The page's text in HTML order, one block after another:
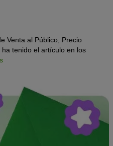
Venta al Público, Precio
tenido el artículo en los